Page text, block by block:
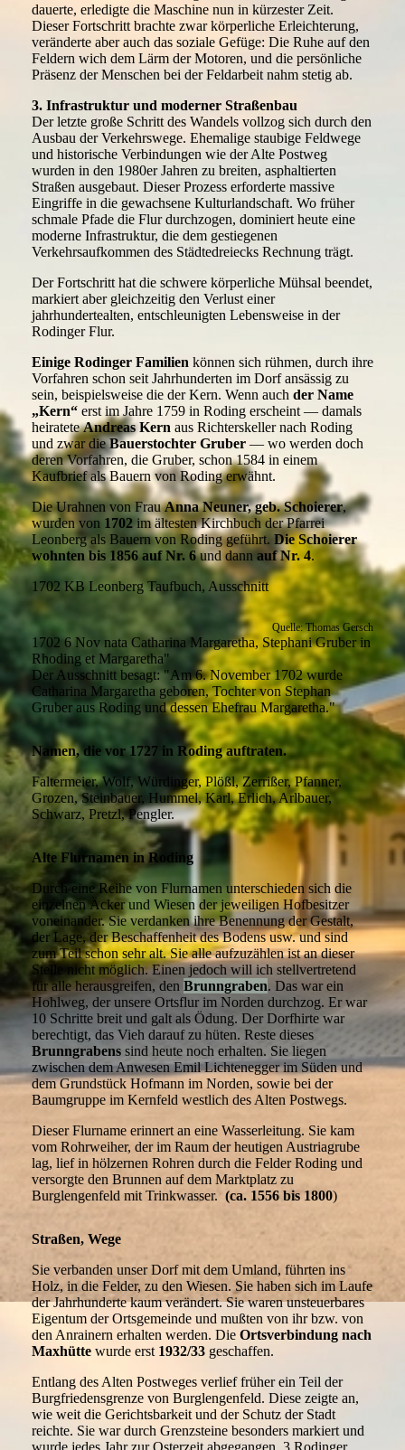
dauerte, erledigte die Maschine nun in kürzester Zeit.
Dieser Fortschritt brachte zwar körperliche Erleichterung,
veränderte aber auch das soziale Gefüge: Die Ruhe auf den
Feldern wich dem Lärm der Motoren, und die persönliche
Präsenz der Menschen bei der Feldarbeit nahm stetig ab.
3. Infrastruktur und moderner Straßenbau
Der letzte große Schritt des Wandels vollzog sich durch den
Ausbau der Verkehrswege. Ehemalige staubige Feldwege
und historische Verbindungen wie der Alte Postweg
wurden in den 1980er Jahren zu breiten, asphaltierten
Straßen ausgebaut. Dieser Prozess erforderte massive
Eingriffe in die gewachsene Kulturlandschaft. Wo früher
schmale Pfade die Flur durchzogen, dominiert heute eine
moderne Infrastruktur, die dem gestiegenen
Verkehrsaufkommen des Städtedreiecks Rechnung trägt.
Der Fortschritt hat die schwere körperliche Mühsal beendet,
markiert aber gleichzeitig den Verlust einer
jahrhundertealten, entschleunigten Lebensweise in der
Rodinger Flur.
Einige Rodinger Familien können sich rühmen, durch ihre
Vorfahren schon seit Jahrhunderten im Dorf ansässig zu
sein, beispielsweise die der Kern. Wenn auch der Name
„Kern“ erst im Jahre 1759 in Roding erscheint — damals
heirateteAndreas Kern aus Richterskeller nach Roding
und zwar dieBauerstochter Gruber — wo werden doch
deren Vorfahren, die Gruber, schon 1584 in einem
Kaufbrief als Bauern von Roding erwähnt.
Die Urahnen von FrauAnna Neuner, geb. Schoierer,
wurden von 1702 im ältesten Kirchbuch der Pfarrei
Leonberg als Bauern von Roding geführt. Die Schoierer
wohnten bis 1856 auf Nr. 6und dannauf Nr. 4.
1702 KB Leonberg Taufbuch, Ausschnitt
Quelle: Thomas Gersch
1702 6 Nov nata Catharina Margaretha, Stephani Gruber in
Rhoding et Margaretha"
Der Ausschnitt besagt: "Am 6. November 1702 wurde
Catharina Margaretha geboren, Tochter von Stephan
Gruber aus Roding und dessen Ehefrau Margaretha."
Namen, die vor 1727 in Roding auftraten.
Faltermeier, Wolf, Würdinger, Plößl, Zerrißer, Pfanner,
Grozen, Steinbauer, Hummel, Karl, Erlich, Arlbauer,
Schwarz, Pretzl, Pengler.
Alte Flurnamen in Roding
Durch eine Reihe von Flurnamen unterschieden sich die
einzelnen Äcker und Wiesen der jeweiligen Hofbesitzer
voneinander. Sie verdanken ihre Benennung der Gestalt,
der Lage, der Beschaffenheit des Bodens usw. und sind
zum Teil schon sehr alt. Sie alle aufzuzählen ist an dieser
Stelle nicht möglich. Einen jedoch will ich stellvertretend
für alle herausgreifen, den Brunngraben. Das war ein
Hohlweg, der unsere Ortsflur im Norden durchzog. Er war
10 Schritte breit und galt als Ödung. Der Dorfhirte war
berechtigt, das Vieh darauf zu hüten. Reste dieses
Brunngrabens sind heute noch erhalten. Sie liegen
zwischen dem Anwesen Emil Lichtenegger im Süden und
dem Grundstück Hofmann im Norden, sowie bei der
Baumgruppe im Kernfeld westlich des Alten Postwegs.
Dieser Flurname erinnert an eine Wasserleitung. Sie kam
vom Rohrweiher, der im Raum der heutigen Austriagrube
lag, lief in hölzernen Rohren durch die Felder Roding und
versorgte den Brunnen auf dem Marktplatz zu
Burglengenfeld mit Trinkwasser. (ca. 1556 bis 1800)
Straßen, Wege
Sie verbanden unser Dorf mit dem Umland, führten ins
Holz, in die Felder, zu den Wiesen. Sie haben sich im Laufe
der Jahrhunderte kaum verändert. Sie waren unsteuerbares
Eigentum der Ortsgemeinde und mußten von ihr bzw. von
den Anrainern erhalten werden. Die Ortsverbindung nach
Maxhütte wurde erst 1932/33 geschaffen.
Entlang des Alten Postweges verlief früher ein Teil der
Burgfriedensgrenze von Burglengenfeld. Diese zeigte an,
wie weit die Gerichtsbarkeit und der Schutz der Stadt
reichte. Sie war durch Grenzsteine besonders markiert und
wurde jedes Jahr zur Osterzeit abgegangen. 3 Rodinger